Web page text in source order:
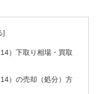
）下取り相場・買取
）の売却（処分）方